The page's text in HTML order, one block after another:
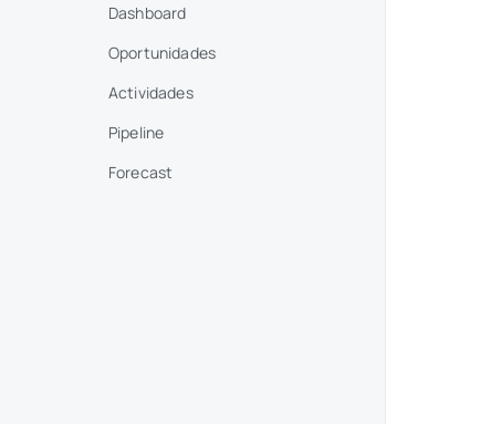
Dashboard
Oportunidades
Actividades
Pipeline
Forecast